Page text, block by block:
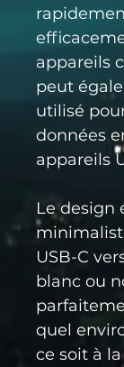
appareils
peut
utilisé
données
appareils
Le design
USB-C
blanc ou
quel
ce soit à